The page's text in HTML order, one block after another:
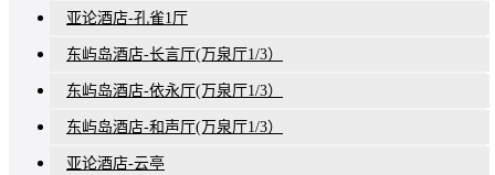
亚论酒店-孔雀1厅
东屿岛酒店-长言厅(万泉厅1/3）
东屿岛酒店-依永厅(万泉厅1/3）
东屿岛酒店-和声厅(万泉厅1/3）
亚论酒店-云亭